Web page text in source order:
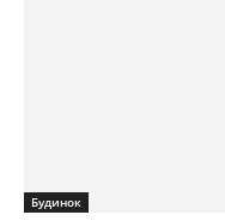
Будинок